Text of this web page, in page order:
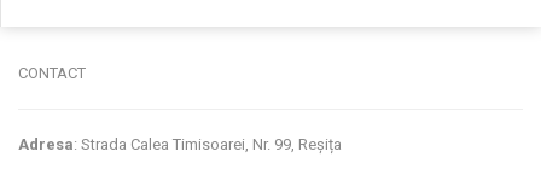
CONTACT
Adresa: Strada Calea Timisoarei, Nr. 99, Reșița